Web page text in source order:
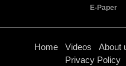
E-Paper
Home Videos About
Privacy Policy